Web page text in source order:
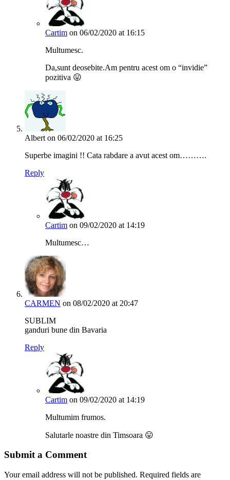
Cartim on 06/02/2020 at 16:15
Multumesc.
Da,sunt deosebite.Am pentru acest om o “invidie”
pozitiva 😛
Albert on 06/02/2020 at 16:25
Superbe imagini !! Cata rabdare a avut acest om……….
Reply
Cartim on 09/02/2020 at 14:19
Multumesc…
CARMEN on 08/02/2020 at 20:47
SUBLIM
ganduri bune din Bavaria
Reply
Cartim on 09/02/2020 at 14:19
Multumim frumos.
Salutarle noastre din Timsoara 😛
Submit a Comment
Your email address will not be published. Required fields are